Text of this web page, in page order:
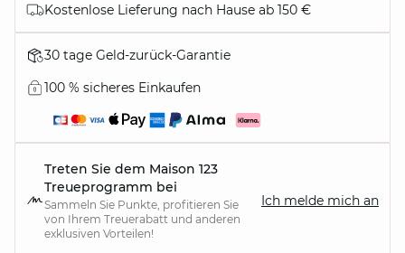
Kostenlose Lieferung nach Hause ab 150 €
30 tage Geld-zurück-Garantie
100 % sicheres Einkaufen
Treten Sie dem Maison 123
Treueprogramm bei
Sammeln Sie Punkte, profitieren Sie
von Ihrem Treuerabatt und anderen
exklusiven Vorteilen!
Ich melde mich an